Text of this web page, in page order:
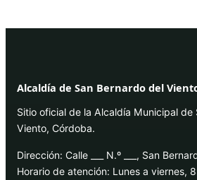
Alcaldía de San Bernardo del
Sitio oficial de la Alcaldía Municipal de
Viento, Córdoba.
Dirección: Calle ___ N.º ___, San
Horario de atención: Lunes a viernes,